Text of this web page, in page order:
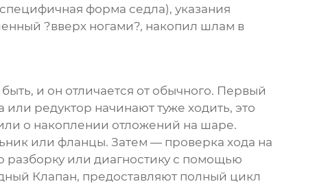
форма седла), указания
?вверх ногами?, накопил шлам в
и он отличается от обычного. Первый
редуктор начинают туже ходить, это
о накоплении отложений на шаре.
или фланцы. Затем — проверка хода на
разборку или диагностику с помощью
Клапан, предоставляют полный цикл